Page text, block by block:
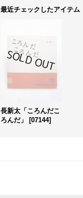
最近チェックしたアイテム
長新太「ころんだこ
ろんだ」
[07144]